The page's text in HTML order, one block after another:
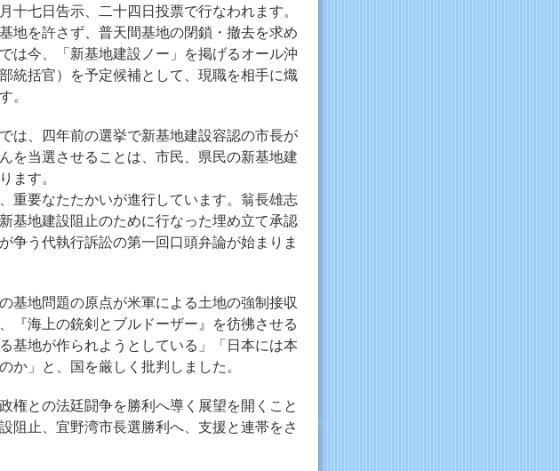
七日告示、二十四日投票で行なわれます。
地を許さず、普天間基地の閉鎖・撤去を求め
は今、「新基地建設ノー」を掲げるオール沖
統括官）を予定候補として、現職を相手に熾
。
は、四年前の選挙で新基地建設容認の市長が
を当選させることは、市民、県民の新基地建
ます。
重要なたたかいが進行しています。翁長雄志
基地建設阻止のために行なった埋め立て承認
争う代執行訴訟の第一回口頭弁論が始まりま
基地問題の原点が米軍による土地の強制接収
『海上の銃剣とブルドーザー』を彷彿させる
基地が作られようとしている」「日本には本
か」と、国を厳しく批判しました。
権との法廷闘争を勝利へ導く展望を開くこと
阻止、宜野湾市長選勝利へ、支援と連帯をさ